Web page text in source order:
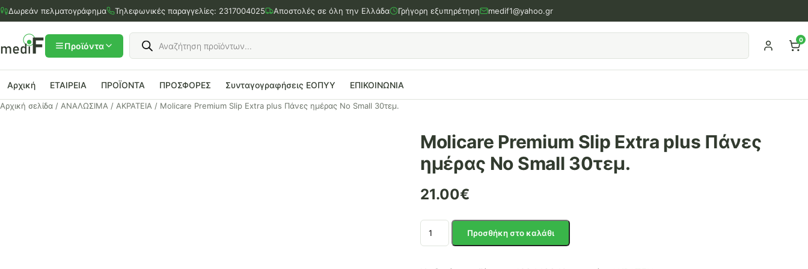
Μετάβαση
στο
περιεχόμενο
Δωρεάν πελματογράφημα Τηλεφωνικές παραγγελίες: 2317004025 Αποστολές σε όλη την Ελλάδα Γρήγορη εξυπηρέτηση medif1@yahoo.gr
Προϊόντα
Products
search
0
Αρχική ΕΤΑΙΡΕΙΑ ΠΡΟΪΟΝΤΑ ΠΡΟΣΦΟΡΕΣ Συνταγογραφήσεις ΕΟΠΥΥ ΕΠΙΚΟΙΝΩΝΙΑ
Αρχική σελίδα / ΑΝΑΛΩΣΙΜΑ / ΑΚΡΑΤΕΙΑ / Molicare Premium Slip Extra plus Πάνες ημέρας Νο Small 30τεμ.
Molicare Premium Slip Extra plus Πάνες
ημέρας Νο Small 30τεμ.
21.00€
Molicare
Premium
Προσθήκη στο καλάθι